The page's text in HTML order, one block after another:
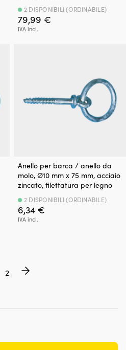
79,99 €
IVA incl.
2 DISPONIBILI (ORDINABILE)
Anello per barca / anello da
molo, Ø10 mm x 75 mm, acciaio
zincato, filettatura per legno
6,34 €
IVA incl.
2 DISPONIBILI (ORDINABILE)
2